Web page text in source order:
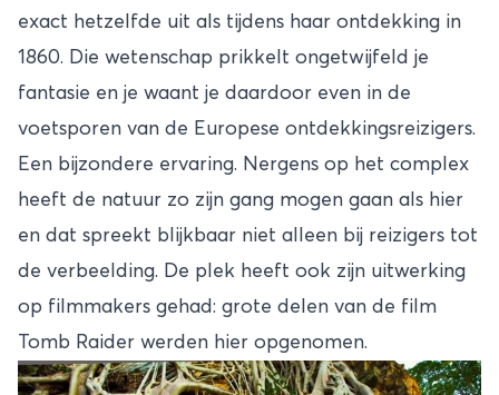
exact hetzelfde uit als tijdens haar ontdekking in
1860. Die wetenschap prikkelt ongetwijfeld je
fantasie en je waant je daardoor even in de
voetsporen van de Europese ontdekkingsreizigers.
Een bijzondere ervaring. Nergens op het complex
heeft de natuur zo zijn gang mogen gaan als hier
en dat spreekt blijkbaar niet alleen bij reizigers tot
de verbeelding. De plek heeft ook zijn uitwerking
op filmmakers gehad: grote delen van de film
Tomb Raider werden hier opgenomen.